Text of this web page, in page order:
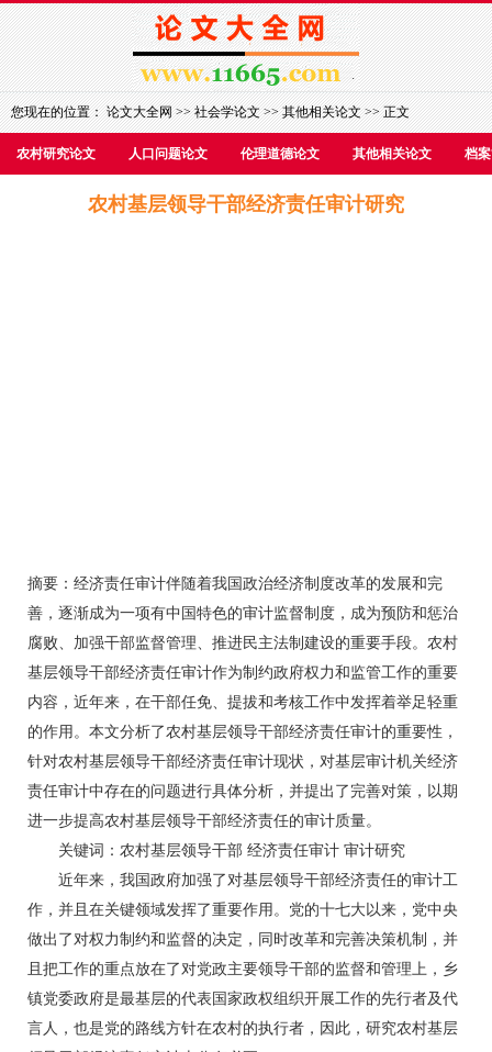
您现在的位置：论文大全网>>社会学论文>>其他相关论文>> 正文
农村研究论文 人口问题论文 伦理道德论文 其他相关论文 档
农村基层领导干部经济责任审计研究
摘要：经济责任审计伴随着我国政治经济制度改革的发展和完
善，逐渐成为一项有中国特色的审计监督制度，成为预防和惩治
腐败、加强干部监督管理、推进民主法制建设的重要手段。农村
基层领导干部经济责任审计作为制约政府权力和监管工作的重要
内容，近年来，在干部任免、提拔和考核工作中发挥着举足轻重
的作用。本文分析了农村基层领导干部经济责任审计的重要性，
针对农村基层领导干部经济责任审计现状，对基层审计机关经济
责任审计中存在的问题进行具体分析，并提出了完善对策，以期
进一步提高农村基层领导干部经济责任的审计质量。
关键词：农村基层领导干部 经济责任审计 审计研究
近年来，我国政府加强了对基层领导干部经济责任的审计工
作，并且在关键领域发挥了重要作用。党的十七大以来，党中央
做出了对权力制约和监督的决定，同时改革和完善决策机制，并
且把工作的重点放在了对党政主要领导干部的监督和管理上，乡
镇党委政府是最基层的代表国家政权组织开展工作的先行者及代
言人，也是党的路线方针在农村的执行者，因此，研究农村基层